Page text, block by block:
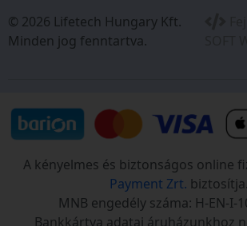
© 2026 Lifetech Hungary Kft.
Minden jog fenntartva.
A kényelmes és biztonságos online
Payment Zrt. biztosítja.
MNB engedély száma: H-EN-I-
Bankkártya adatai áruházunkhoz